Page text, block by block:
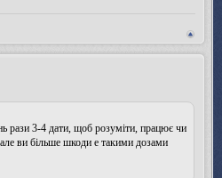
рази 3-4 дати, щоб розуміти, працює чи
ви більше шкоди е такими дозами